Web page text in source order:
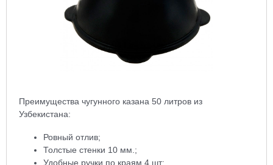
Преимущества чугунного казана 50 литров из
Узбекистана:
Ровный отлив;
Толстые стенки 10 мм.;
Удобные ручки по краям 4 шт;